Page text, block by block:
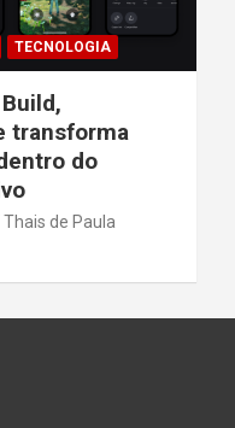
TECNOLOGIA
transforma
do
Thais de Paula